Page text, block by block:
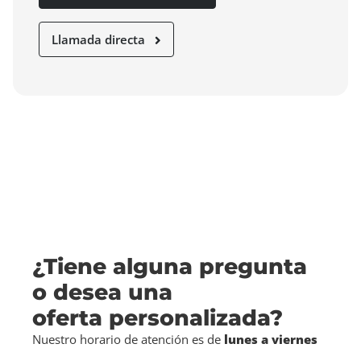
Llamada directa
¿Tiene alguna pregunta
o desea una
oferta personalizada?
Nuestro horario de atención es de lunes a viernes